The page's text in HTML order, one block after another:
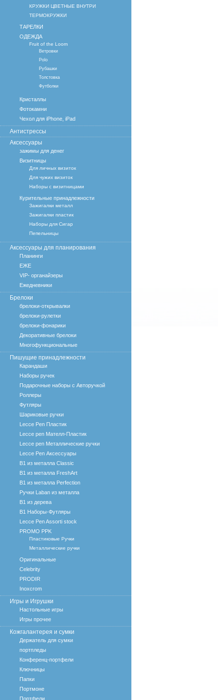
КРУЖКИ ЦВЕТНЫЕ ВНУТРИ
ТЕРМОКРУЖКИ
ТАРЕЛКИ
ОДЕЖДА
Fruit of the Loom
Ветровки
Polo
Рубашки
Толстовка
Футболки
Кристаллы
Фотокамни
Чехол для iPhone, iPad
Антистрессы
Аксессуары
зажимы для денег
Визитницы
Для личных визиток
Для чужих визиток
Наборы с визитницами
Курительные принадлежности
Зажигалки металл
Зажигалки пластик
Наборы для Сигар
Пепельницы
Аксессуары для планирования
Планинги
ЕЖЕ
VIP- органайзеры
Ежедневники
Брелоки
брелоки-открывалки
брелоки-рулетки
брелоки-фонарики
Декоративные брелоки
Многофункциональные
Пишущие принадлежности
Карандаши
Наборы ручек
Подарочные наборы с Авторучкой
Роллеры
Футляры
Шариковые ручки
Lecce Pen Пластик
Lecce pen Мателл-Пластик
Lecce pen Металлические ручки
Lecce Pen Аксессуары
B1 из металла Classic
B1 из металла FreshArt
B1 из металла Perfection
Ручки Laban из металла
B1 из дерева
B1 Наборы-Футляры
Lecce Pen Assorti stock
PROMO PPK
Пластиковые Ручки
Металлические ручки
Оригинальные
Celebrity
PRODIR
Inoxcrom
Игры и Игрушки
Настольные игры
Игры прочее
Кожгалантерея и сумки
Держатель для сумки
портпледы
Конференц-портфели
Ключницы
Папки
Портмоне
Портфели